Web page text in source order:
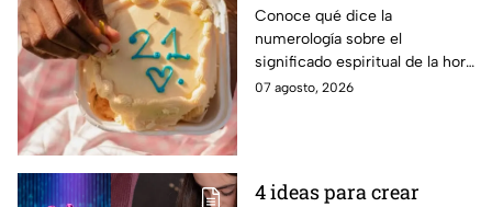
constantemente según
la numerología?
Conoce qué dice la
numerología sobre el
significado espiritual de la hora
espejo 21:21, un mensaje
07 agosto, 2026
4 ideas para crear